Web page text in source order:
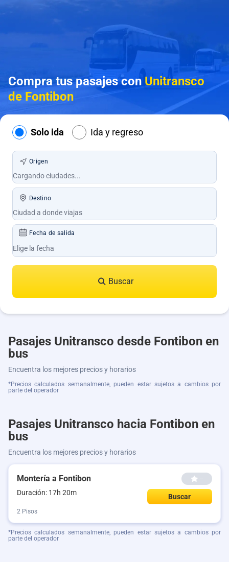
Compra tus pasajes con Unitransco
de Fontibon
Solo ida Ida y regreso
Origen
Destino
Fecha de salida
Buscar
Pasajes Unitransco desde Fontibon en
bus
Encuentra los mejores precios y horarios
*Precios calculados semanalmente, pueden estar sujetos a cambios por
parte del operador
Pasajes Unitransco hacia Fontibon en
bus
Encuentra los mejores precios y horarios
Montería a Fontibon
Duración: 17h 20m
--
Buscar
2 Pisos
*Precios calculados semanalmente, pueden estar sujetos a cambios por
parte del operador